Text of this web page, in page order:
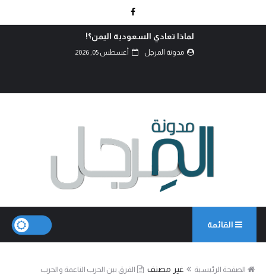
كربلاء.. انصال الكلمات..!
مدونة المرجل أغسطس 02, 2026
القائمة
الصفحة الرئيسية غير مصنف
الفرق بين الحرب الناعمة والحرب